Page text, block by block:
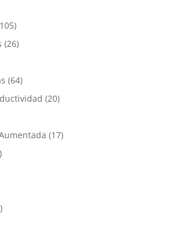
(26)
(64)
(20)
(17)